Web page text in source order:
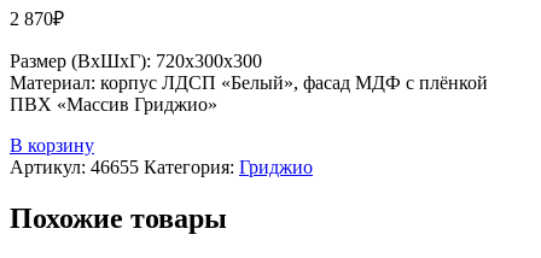
2 870₽
Размер (ВхШхГ): 720х300х300
Материал: корпус ЛДСП «Белый», фасад МДФ с плёнкой
ПВХ «Массив Гриджио»
В корзину
Артикул: 46655 Категория: Гриджио
Похожие товары